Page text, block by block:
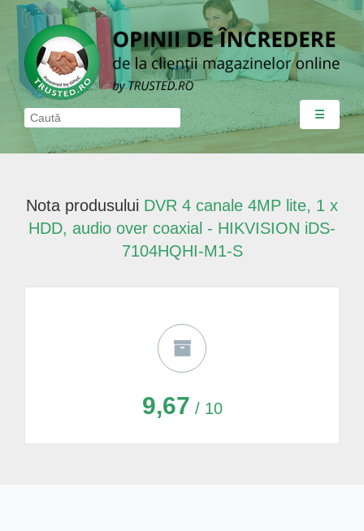
☰
Nota produsului DVR 4 canale 4MP lite, 1 x
HDD, audio over coaxial - HIKVISION iDS-
7104HQHI-M1-S
9,67 / 10